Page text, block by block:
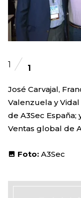
1 1
José Carvajal,
Valenzuela y
de A3Sec
Ventas global de
Foto: A3Sec